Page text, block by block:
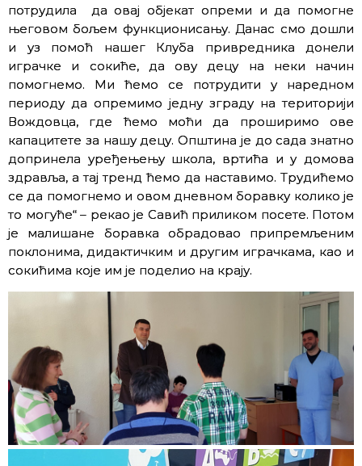
потрудила да овај објекат опреми и да помогне
његовом бољем функционисању. Данас смо дошли
и уз помоћ нашег Клуба привредника донели
играчке и сокиће, да ову децу на неки начин
помогнемо. Ми ћемо се потрудити у наредном
периоду да опремимо једну зграду на територији
Вождовца, где ћемо моћи да проширимо ове
капацитете за нашу децу. Општина је до сада знатно
допринела уређењењу школа, вртића и у домова
здравља, а тај тренд ћемо да наставимо. Трудићемо
се да помогнемо и овом дневном боравку колико је
то могуће“ – рекао је Савић приликом посете. Потом
је малишане боравка обрадовао припремљеним
поклонима, дидактичким и другим играчкама, као и
сокићима које им је поделио на крају.